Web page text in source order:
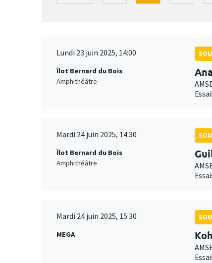
Lundi 23 juin 2025, 14:00
Îlot Bernard du Bois
Amphithéâtre
Mardi 24 juin 2025, 14:30
Îlot Bernard du Bois
Amphithéâtre
Mardi 24 juin 2025, 15:30
MEGA